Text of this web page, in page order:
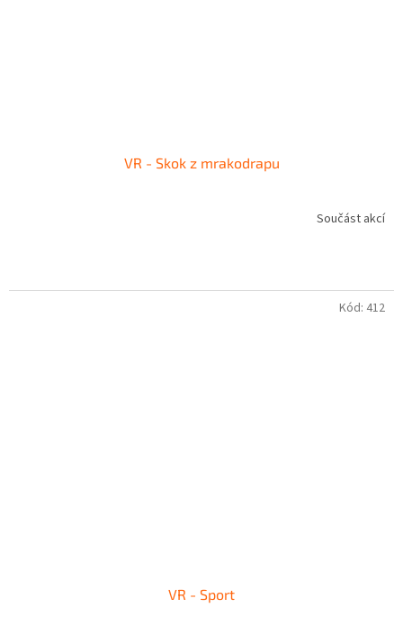
VR - Skok z mrakodrapu
Součást akcí
VR - Sport
Kód: 412